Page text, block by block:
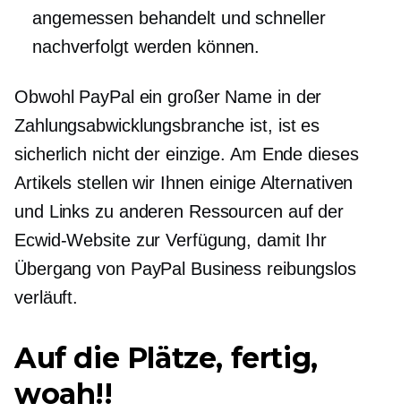
angemessen behandelt und schneller
nachverfolgt werden können.
Obwohl PayPal ein großer Name in der
Zahlungsabwicklungsbranche ist, ist es
sicherlich nicht der einzige. Am Ende dieses
Artikels stellen wir Ihnen einige Alternativen
und Links zu anderen Ressourcen auf der
Ecwid-Website zur Verfügung, damit Ihr
Übergang von PayPal Business reibungslos
verläuft.
Auf die Plätze, fertig,
woah!!